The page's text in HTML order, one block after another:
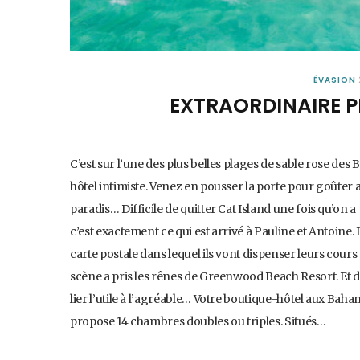
ÉVASION
EXTRAORDINAIRE
C’est sur l’une des plus belles plages de sable rose
hôtel intimiste. Venez en pousser la porte pour goûter
paradis… Difficile de quitter Cat Island une fois qu’on
c’est exactement ce qui est arrivé à Pauline et
carte postale dans lequel ils vont dispenser leurs
scène a pris les rênes de Greenwood Beach Resort.
lier l’utile à l’agréable… Votre boutique-hôtel aux
propose 14 chambres doubles ou triples. Situés…